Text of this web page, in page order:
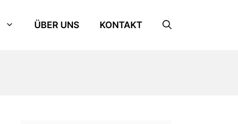
ÜBER UNS KONTAKT